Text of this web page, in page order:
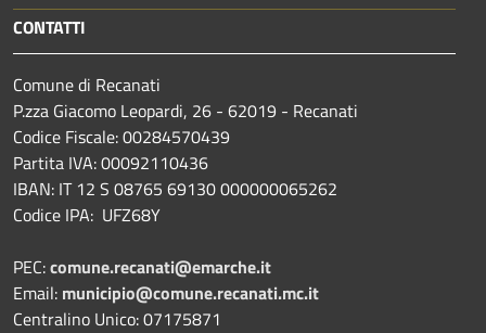
CONTATTI
Comune di Recanati
P.zza Giacomo Leopardi, 26 - 62019 - Recanati
Codice Fiscale: 00284570439
Partita IVA: 00092110436
IBAN: IT 12 S 08765 69130 000000065262
Codice IPA: UFZ68Y
PEC:comune.recanati@emarche.it
Email: municipio@comune.recanati.mc.it
Centralino Unico: 07175871